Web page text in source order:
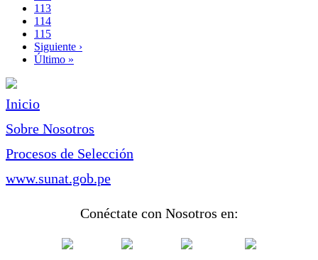
Page
113
Page
114
Page
115
Siguiente
página
Siguiente ›
Última
Último »
Inicio
Sobre Nosotros
Procesos de Selección
www.sunat.gob.pe
Conéctate con Nosotros en: